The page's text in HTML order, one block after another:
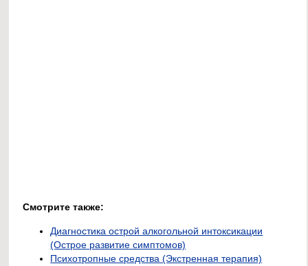
Смотрите также:
Диагностика острой алкогольной интоксикации
(Острое развитие симптомов)
Психотропные средства (Экстренная терапия)